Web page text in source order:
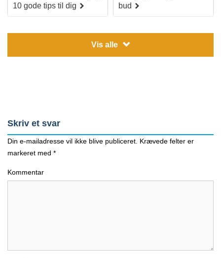
10 gode tips til dig
bud
bedste tips og tilbud
Vis alle
Skriv et svar
Din e-mailadresse vil ikke blive publiceret. Krævede felter er
markeret med *
Kommentar